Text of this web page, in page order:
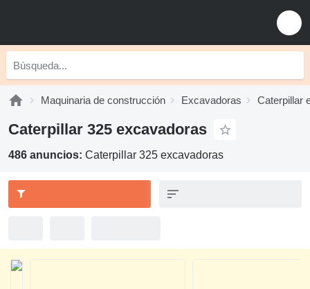
Maquinaria de construcción Excavadoras Caterpillar
Caterpillar 325 excavadoras
486 anuncios: Caterpillar 325 excavadoras